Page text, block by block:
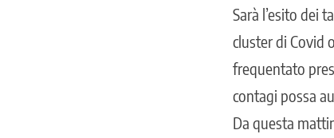
Sarà l’esito dei
cluster di Covid
frequentato
contagi possa
Da questa